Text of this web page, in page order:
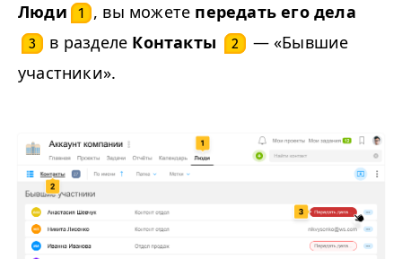
Люди
1 , вы можете передать его дела
3 в разделе Контакты 2
— «Бывшие
участники».